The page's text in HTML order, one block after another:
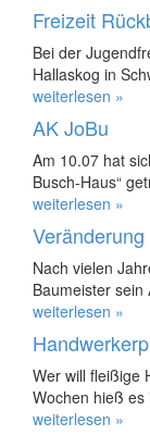
Freizeit
Bei der
Hallaskog in
weiterlesen »
AK JoBu
Am 10.07 hat
Busch-Haus“
weiterlesen »
Nach vielen
Baumeister sein
weiterlesen »
Wer will fleißige
Wochen hieß es
weiterlesen »